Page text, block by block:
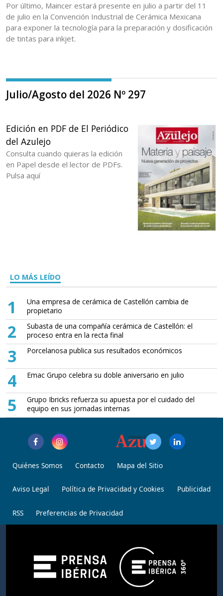
Por último, Maincer estará presente en julio a partir del 11
de julio en la Convención Industrial de Cerámica Mexicana
para exponer la tecnología para la preparación y dosificación
de tintas para inkjet.
Julio/Agosto del 2026 Nº 297
Edición en PDF de El Periódico
del Azulejo
Consulta cuando quieras la edición
en Papel desde el lector de PDFs.
Pulsa aquí
LO MÁS LEÍDO
1
Una empresa de cerámica de Castellón cambia de
propietario
2
Subasta de una compañía cerámica de Castellón: el
proceso entra en la recta final
3 Porcelanosa publica sus resultados económicos
4 Emac Grupo celebra su doble aniversario en julio
5
Grupo Ibricks refuerza su apuesta por el cuidado del
equipo en sus jornadas internas
Quiénes Somos Contacto Mapa del Sitio
Aviso Legal Política de Privacidad y Cookies Publicidad
RSS Preferencias de Privacidad